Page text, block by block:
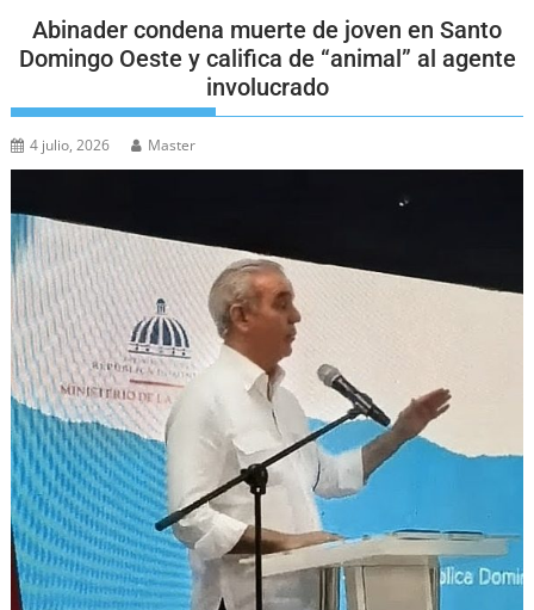
Abinader condena muerte de joven en Santo
Domingo Oeste y califica de “animal” al agente
involucrado
4 julio, 2026 Master